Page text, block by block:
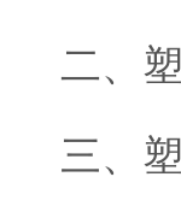
二、
三、